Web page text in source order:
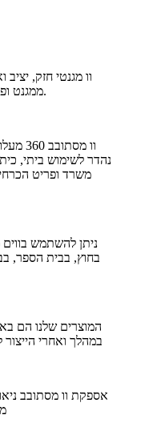
וו מגנטי חזק, יציב
ממגנט ופלדה באיכות גבוהה ומעודנת.
וו
נהדר לשימוש ביתי,
משרד ופריט
ניתן להשתמש
בחוץ, בבית הספר,
המוצרים שלנו הם
במהלך ואחרי